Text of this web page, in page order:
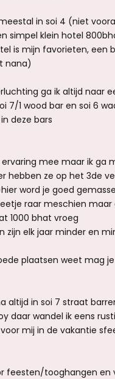
in soi 4 (niet
simpel klein hotel
is mijn favorieten, een
nana)
ga ik altijd naar
7/1 wood bar en soi 6
deze bars
mee maar ik ga
hebben ze op het 3de
word je goed
raar meschien
1000 bhat vroeg
zijn elk jaar minder en
plaatsen weet mag
altijd in soi 7 straat
daar wandel ik eens
mij in de vakantie
feesten/tooghangen